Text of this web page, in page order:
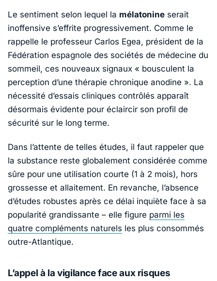
Le sentiment selon lequel la mélatonine serait
inoffensive s’effrite progressivement. Comme le
rappelle le professeur Carlos Egea, président de la
Fédération espagnole des sociétés de médecine du
sommeil, ces nouveaux signaux « bousculent la
perception d’une thérapie chronique anodine ». La
nécessité d’essais cliniques contrôlés apparaît
désormais évidente pour éclaircir son profil de
sécurité sur le long terme.
Dans l’attente de telles études, il faut rappeler que
la substance reste globalement considérée comme
sûre pour une utilisation courte (1 à 2 mois), hors
grossesse et allaitement. En revanche, l’absence
d’études robustes après ce délai inquiète face à sa
popularité grandissante – elle figure parmi les
quatre compléments naturels les plus consommés
outre-Atlantique.
L’appel à la vigilance face aux risques